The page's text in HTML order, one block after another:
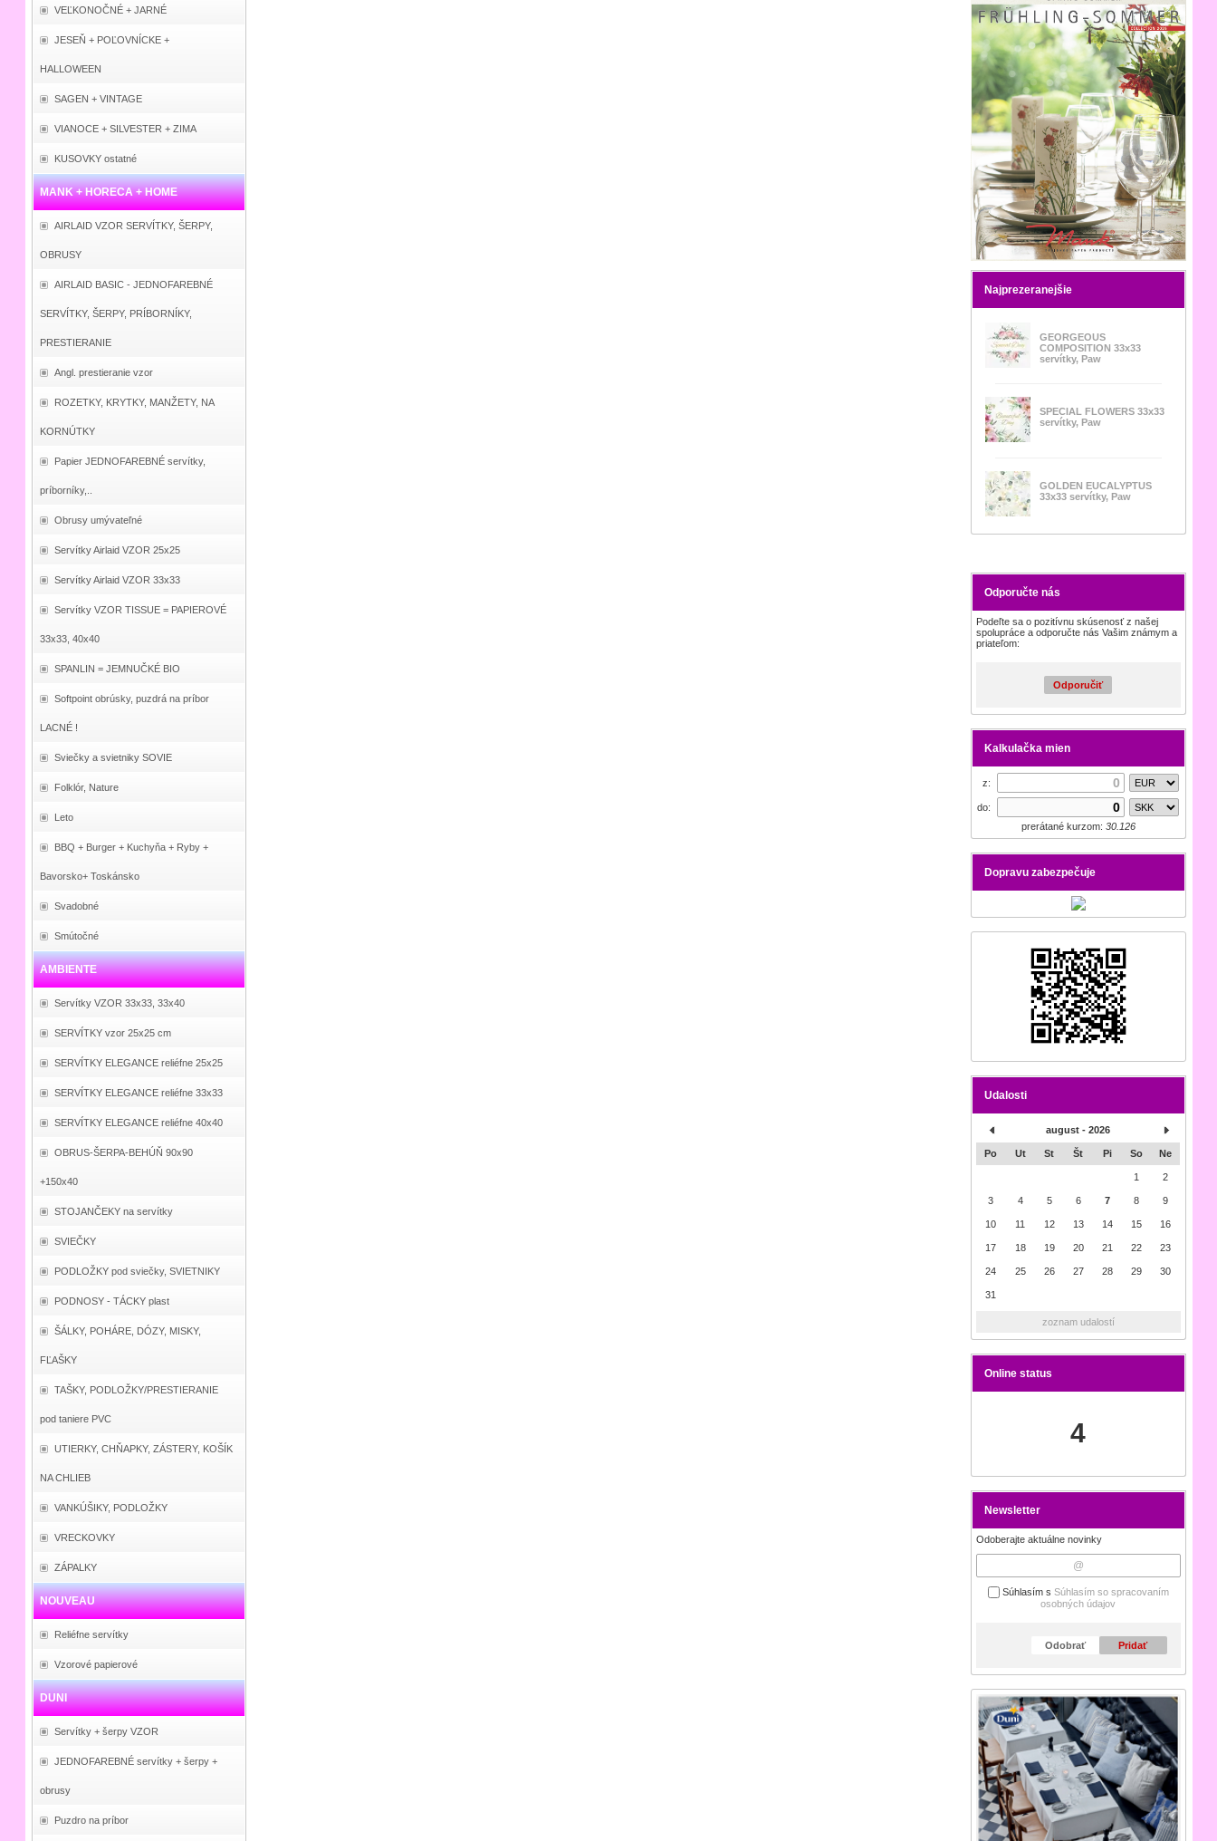
VEĽKONOČNÉ + JARNÉ
JESEŇ + POĽOVNÍCKE +
HALLOWEEN
SAGEN + VINTAGE
VIANOCE + SILVESTER + ZIMA
KUSOVKY ostatné
MANK + HORECA + HOME
AIRLAID VZOR SERVÍTKY, ŠERPY,
OBRUSY
AIRLAID BASIC - JEDNOFAREBNÉ
SERVÍTKY, ŠERPY, PRÍBORNÍKY,
PRESTIERANIE
Angl. prestieranie vzor
ROZETKY, KRYTKY, MANŽETY, NA
KORNÚTKY
Papier JEDNOFAREBNÉ servítky,
príborníky,..
Obrusy umývateľné
Servítky Airlaid VZOR 25x25
Servítky Airlaid VZOR 33x33
Servítky VZOR TISSUE = PAPIEROVÉ
33x33, 40x40
SPANLIN = JEMNUČKÉ BIO
Softpoint obrúsky, puzdrá na príbor
LACNÉ !
Sviečky a svietniky SOVIE
Folklór, Nature
Leto
BBQ + Burger + Kuchyňa + Ryby +
Bavorsko+ Toskánsko
Svadobné
Smútočné
AMBIENTE
Servítky VZOR 33x33, 33x40
SERVÍTKY vzor 25x25 cm
SERVÍTKY ELEGANCE reliéfne 25x25
SERVÍTKY ELEGANCE reliéfne 33x33
SERVÍTKY ELEGANCE reliéfne 40x40
OBRUS-ŠERPA-BEHÚŇ 90x90
+150x40
STOJANČEKY na servítky
SVIEČKY
PODLOŽKY pod sviečky, SVIETNIKY
PODNOSY - TÁCKY plast
ŠÁLKY, POHÁRE, DÓZY, MISKY,
FĽAŠKY
TAŠKY, PODLOŽKY/PRESTIERANIE
pod taniere PVC
UTIERKY, CHŇAPKY, ZÁSTERY, KOŠÍK
NA CHLIEB
VANKÚŠIKY, PODLOŽKY
VRECKOVKY
ZÁPALKY
NOUVEAU
Reliéfne servítky
Vzorové papierové
DUNI
Servítky + šerpy VZOR
JEDNOFAREBNÉ servítky + šerpy +
obrusy
Puzdro na príbor
Najprezeranejšie
GEORGEOUS
COMPOSITION 33x33
servítky, Paw
SPECIAL FLOWERS 33x33
servítky, Paw
GOLDEN EUCALYPTUS
33x33 servítky, Paw
Odporučte nás
Podeľte sa o pozitívnu skúsenosť z našej
spolupráce a odporučte nás Vašim známym a
priateľom:
Odporučiť
Kalkulačka mien
z:
do:
prerátané kurzom: 30.126
Dopravu zabezpečuje
Udalosti
august - 2026
Po Ut St Št Pi So Ne
1 2
3 4 5 6 7 8 9
10 11 12 13 14 15 16
17 18 19 20 21 22 23
24 25 26 27 28 29 30
31
zoznam udalostí
Online status
4
Newsletter
Odoberajte aktuálne novinky
Súhlasím s Súhlasím so spracovaním
osobných údajov
Odobrať Pridať